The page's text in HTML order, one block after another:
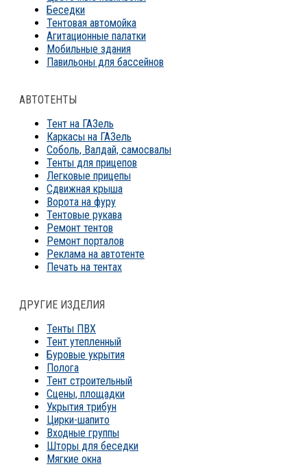
Беседки
Тентовая автомойка
Агитационные палатки
Мобильные здания
Павильоны для бассейнов
АВТОТЕНТЫ
Тент на ГАЗель
Каркасы на ГАЗель
Соболь, Валдай, самосвалы
Тенты для прицепов
Легковые прицепы
Сдвижная крыша
Ворота на фуру
Тентовые рукава
Ремонт тентов
Ремонт порталов
Реклама на автотенте
Печать на тентах
ДРУГИЕ ИЗДЕЛИЯ
Тенты ПВХ
Тент утепленный
Буровые укрытия
Полога
Тент строительный
Сцены, площадки
Укрытия трибун
Цирки-шапито
Входные группы
Шторы для беседки
Мягкие окна